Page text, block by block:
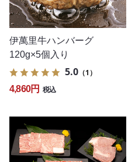
伊萬里牛ハンバーグ
120g×5個入り
5.0 （1）
4,860円 税込